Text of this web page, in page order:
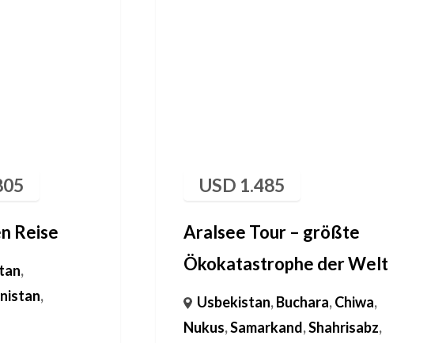
Reise
,
,
USD 1.485
Aralsee Tour – größte
Ökokatastrophe der Welt
Usbekistan,Buchara,Chiwa,
Nukus,Samarkand,Shahrisabz,